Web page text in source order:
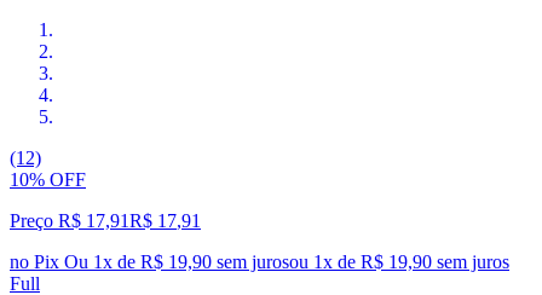
(12)
10% OFF
Preço R$ 17,91R$ 17,91
no Pix Ou 1x de R$ 19,90 sem jurosou 1x de R$ 19,90 sem juros
Full